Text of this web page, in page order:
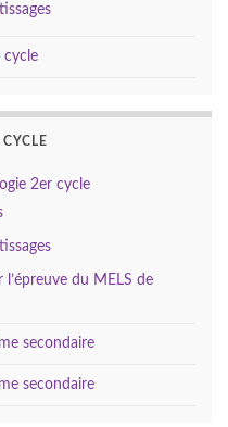
cycle
2er cycle
du MELS de
secondaire
secondaire